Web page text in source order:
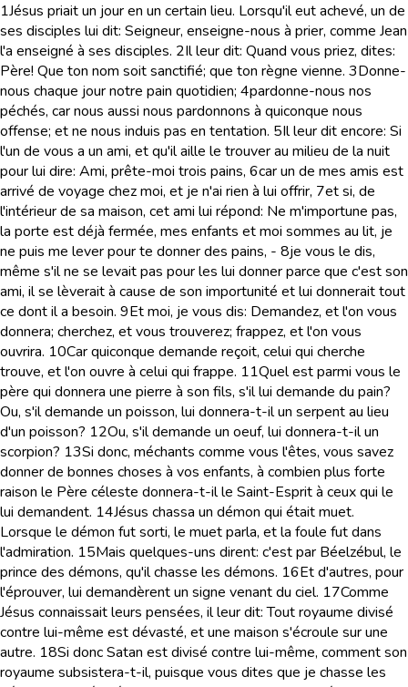
1Jésus priait un jour en un certain lieu. Lorsqu'il eut achevé, un de
ses disciples lui dit: Seigneur, enseigne-nous à prier, comme Jean
l'a enseigné à ses disciples. 2Il leur dit: Quand vous priez, dites:
Père! Que ton nom soit sanctifié; que ton règne vienne. 3Donne-
nous chaque jour notre pain quotidien; 4pardonne-nous nos
péchés, car nous aussi nous pardonnons à quiconque nous
offense; et ne nous induis pas en tentation. 5Il leur dit encore: Si
l'un de vous a un ami, et qu'il aille le trouver au milieu de la nuit
pour lui dire: Ami, prête-moi trois pains, 6car un de mes amis est
arrivé de voyage chez moi, et je n'ai rien à lui offrir, 7et si, de
l'intérieur de sa maison, cet ami lui répond: Ne m'importune pas,
la porte est déjà fermée, mes enfants et moi sommes au lit, je
ne puis me lever pour te donner des pains, - 8je vous le dis,
même s'il ne se levait pas pour les lui donner parce que c'est son
ami, il se lèverait à cause de son importunité et lui donnerait tout
ce dont il a besoin. 9Et moi, je vous dis: Demandez, et l'on vous
donnera; cherchez, et vous trouverez; frappez, et l'on vous
ouvrira. 10Car quiconque demande reçoit, celui qui cherche
trouve, et l'on ouvre à celui qui frappe. 11Quel est parmi vous le
père qui donnera une pierre à son fils, s'il lui demande du pain?
Ou, s'il demande un poisson, lui donnera-t-il un serpent au lieu
d'un poisson? 12Ou, s'il demande un oeuf, lui donnera-t-il un
scorpion? 13Si donc, méchants comme vous l'êtes, vous savez
donner de bonnes choses à vos enfants, à combien plus forte
raison le Père céleste donnera-t-il le Saint-Esprit à ceux qui le
lui demandent. 14Jésus chassa un démon qui était muet.
Lorsque le démon fut sorti, le muet parla, et la foule fut dans
l'admiration. 15Mais quelques-uns dirent: c'est par Béelzébul, le
prince des démons, qu'il chasse les démons. 16Et d'autres, pour
l'éprouver, lui demandèrent un signe venant du ciel. 17Comme
Jésus connaissait leurs pensées, il leur dit: Tout royaume divisé
contre lui-même est dévasté, et une maison s'écroule sur une
autre. 18Si donc Satan est divisé contre lui-même, comment son
royaume subsistera-t-il, puisque vous dites que je chasse les